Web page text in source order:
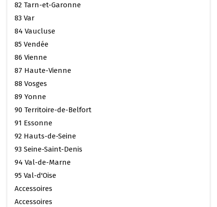
82 Tarn-et-Garonne
83 Var
84 Vaucluse
85 Vendée
86 Vienne
87 Haute-Vienne
88 Vosges
89 Yonne
90 Territoire-de-Belfort
91 Essonne
92 Hauts-de-Seine
93 Seine-Saint-Denis
94 Val-de-Marne
95 Val-d'Oise
Accessoires
Accessoires